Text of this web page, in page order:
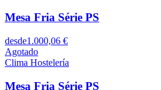
Mesa Fria Série PS
desde1.000,06 €
Agotado
Clima Hostelería
Mesa Fria Série PS